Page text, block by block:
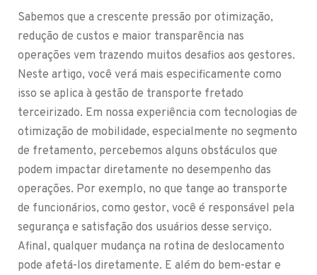
Sabemos que a crescente pressão por otimização,
redução de custos e maior transparência nas
operações vem trazendo muitos desafios aos gestores.
Neste artigo, você verá mais especificamente como
isso se aplica à gestão de transporte fretado
terceirizado. Em nossa experiência com tecnologias de
otimização de mobilidade, especialmente no segmento
de fretamento, percebemos alguns obstáculos que
podem impactar diretamente no desempenho das
operações. Por exemplo, no que tange ao transporte
de funcionários, como gestor, você é responsável pela
segurança e satisfação dos usuários desse serviço.
Afinal, qualquer mudança na rotina de deslocamento
pode afetá-los diretamente. E além do bem-estar e